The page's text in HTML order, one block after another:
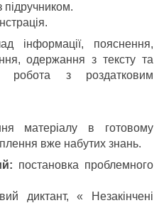
підручником.
інформації, пояснення,
одержання з тексту та
робота з роздатковим
матеріалу в готовому
вже набутих знань.
постановка проблемного
диктант, « Незакінчені